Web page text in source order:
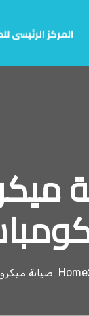
Home صيانة